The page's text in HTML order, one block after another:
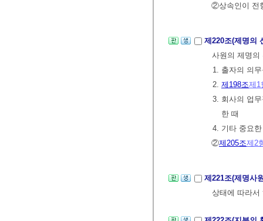
②상속인이 전
제220조(제명의
사원의 제명의
1. 출자의 의
2. 제198조제1
3. 회사의 업
한 때
4. 기타 중요
②제205조제2
제221조(제명사
상태에 따라서